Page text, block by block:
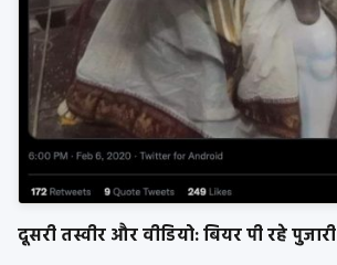
दूसरी तस्वीर और वीडियो: बियर पी रहे पुजारी